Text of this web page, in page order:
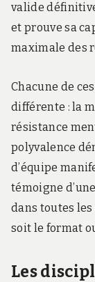
valide
et prouve sa
maximale des
Chacune de
différente : la
résistance
polyvalence
d’équipe
témoigne
dans toutes
soit le format
Les